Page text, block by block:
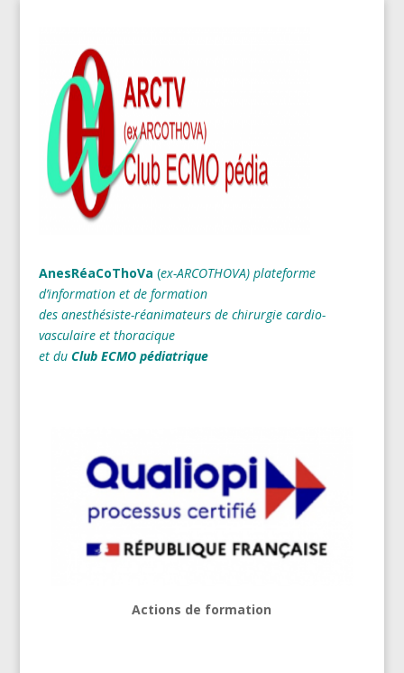
AnesRéaCoThoVa (ex-ARCOTHOVA) plateforme
d’information et de formation
des anesthésiste-réanimateurs de chirurgie cardio-
vasculaire et thoracique
et du Club ECMO pédiatrique
Actions de formation